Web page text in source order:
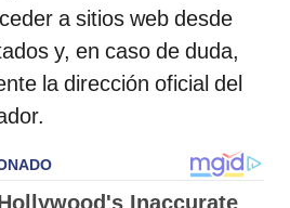
a sitios web desde
y, en caso de duda,
la dirección oficial del